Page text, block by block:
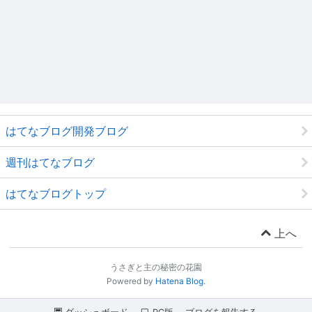
はてなブログ開発ブログ
週刊はてなブログ
はてなブログトップ
上へ
うさぎと主の秘密の花園
Powered by Hatena Blog.